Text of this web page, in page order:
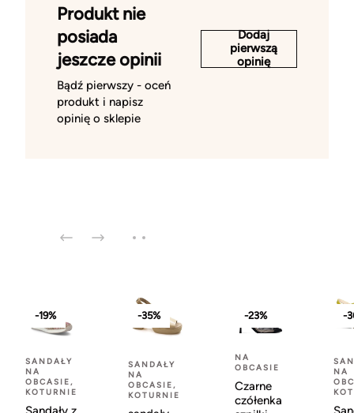
Produkt nie
posiada
jeszcze opinii
Bądź pierwszy - oceń
produkt i napisz
opinię o sklepie
Dodaj
pierwszą
opinię
-19%
SANDAŁY
NA
OBCASIE,
KOTURNIE
-35%
SANDAŁY
NA
OBCASIE,
KOTURNIE
-23%
NA
OBCASIE
Czarne
czółenka
-
NA